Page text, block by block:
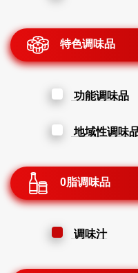
特色调味品
功能调味品
地域性调味
0脂调味品
调味汁